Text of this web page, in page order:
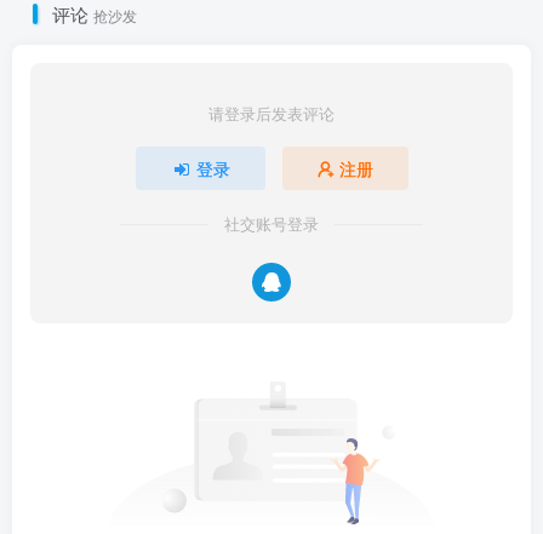
评论 抢沙发
请登录后发表评论
登录 注册
社交账号登录